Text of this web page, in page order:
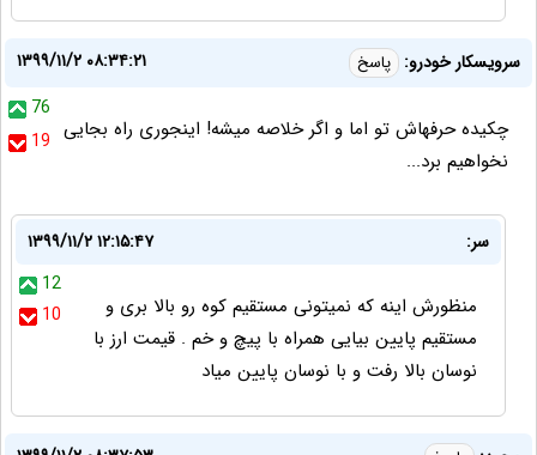
سرویسکار خودرو: پاسخ
۱۳۹۹/۱۱/۲ ۰۸:۳۴:۲۱
76
19 چکیده حرفهاش تو اما و اگر خلاصه میشه! اینجوری راه بجایی
نخواهیم برد...
سر:
۱۳۹۹/۱۱/۲ ۱۲:۱۵:۴۷
12
10
منظورش اینه که نمیتونی مستقیم کوه رو بالا بری و
مستقیم پایین بیایی همراه با پیچ و خم . قیمت ارز با
نوسان بالا رفت و با نوسان پایین میاد